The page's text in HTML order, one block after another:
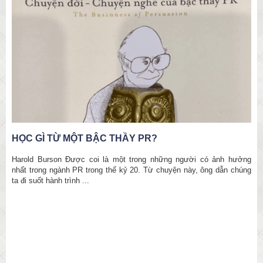
có ảnh hưởng
ông dẫn chúng
KHÁM PHÁ QUỐC KÌ TRÊN THẾ GIỚI
Có bao nhiêu cách để đọc một cuốn sách?Có bao
giới hiện nay?Cờ nước nào giống cờ Việt Nam nhất
màu sắc?Đại bàng, sư ...